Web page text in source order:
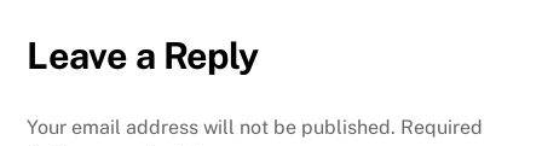
Leave a Reply
Your email address will not be published. Required